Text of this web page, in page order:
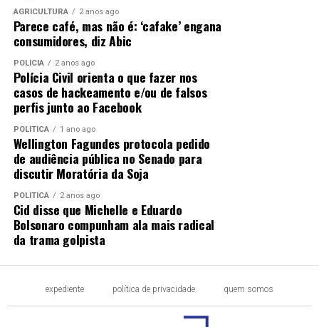
AGRICULTURA 2 anos ago
Parece café, mas não é: ‘cafake’ engana
consumidores, diz Abic
POLÍCIA 2 anos ago
Polícia Civil orienta o que fazer nos
casos de hackeamento e/ou de falsos
perfis junto ao Facebook
POLÍTICA 1 ano ago
Wellington Fagundes protocola pedido
de audiência pública no Senado para
discutir Moratória da Soja
POLÍTICA 2 anos ago
Cid disse que Michelle e Eduardo
Bolsonaro compunham ala mais radical
da trama golpista
expediente política de privacidade quem somos